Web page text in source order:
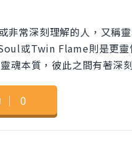
常深刻理解的人，又稱
或Twin Flame則是更靈
魂本質，彼此之間有著深
｜ 0